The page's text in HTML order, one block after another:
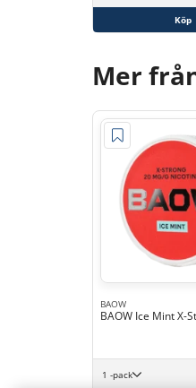
Köp
Mer
BAOW
BAOW Ice Mint X-
1 -pack